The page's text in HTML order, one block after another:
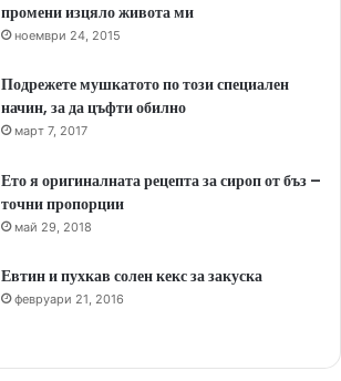
промени изцяло живота ми
ноември 24, 2015
Подрежете мушкатото по този специален
начин, за да цъфти обилно
март 7, 2017
Ето я оригиналната рецепта за сироп от бъз –
точни пропорции
май 29, 2018
Евтин и пухкав солен кекс за закуска
февруари 21, 2016